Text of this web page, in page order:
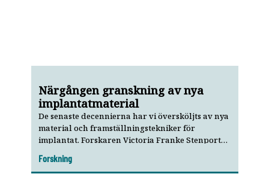
Närgången granskning av nya
implantatmaterial
De senaste decennierna har vi översköljts av nya
material och framställningstekniker för
implantat. Forskaren Victoria Franke Stenport
Forskning